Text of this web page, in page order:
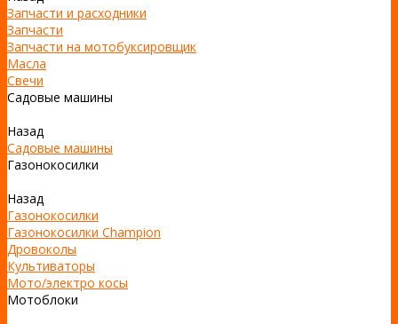
Запчасти и расходники
Запчасти
Запчасти на мотобуксировщик
Масла
Свечи
Садовые машины
Назад
Садовые машины
Газонокосилки
Назад
Газонокосилки
Газонокосилки Champion
Дровоколы
Культиваторы
Мото/электро косы
Мотоблоки